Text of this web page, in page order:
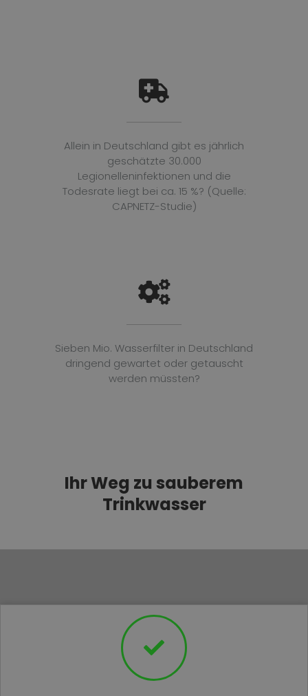
Allein in Deutschland gibt es jährlich
geschätzte 30.000
Legionelleninfektionen und die
Todesrate liegt bei ca. 15 %? (Quelle:
CAPNETZ-Studie)
Sieben Mio. Wasserfilter in Deutschland
dringend gewartet oder getauscht
werden müssten?
Ihr Weg zu sauberem
Trinkwasser